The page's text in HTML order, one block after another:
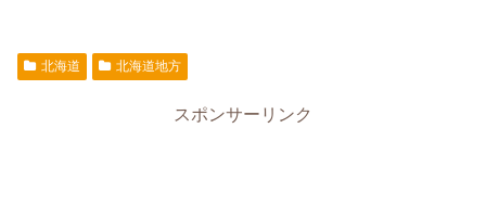
北海道 北海道地方
スポンサーリンク